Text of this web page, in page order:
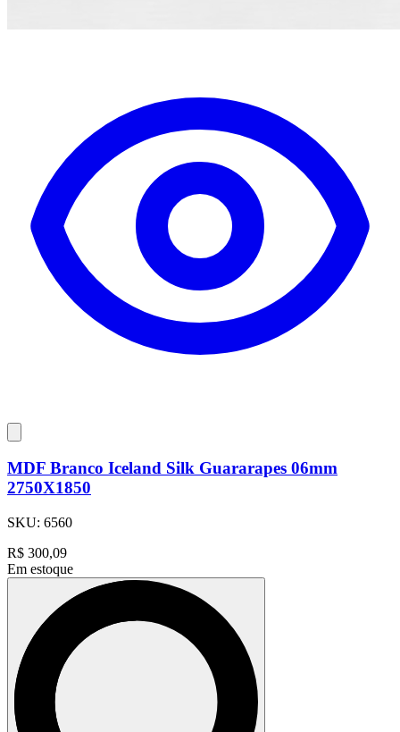
MDF Branco Iceland Silk Guararapes 06mm
2750X1850
SKU: 6560
R$ 300,09
Em estoque